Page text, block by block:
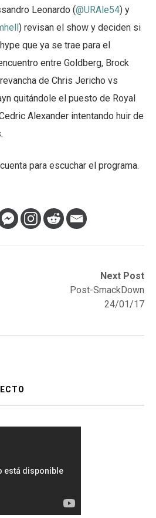
Leonardo (@URAle54) y
) revisan el show y deciden si
que ya se trae para el
entre Goldberg, Brock
de Chris Jericho vs
quitándole el puesto de Royal
Alexander intentando huir de
para escuchar el programa.
Next Post
Post-SmackDown
24/01/17